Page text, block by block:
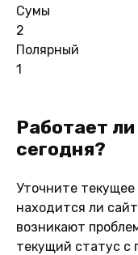
Сумы
2
Полярный
1
Работает
сегодня?
Уточните текущее
находится ли
возникают
текущий статус с